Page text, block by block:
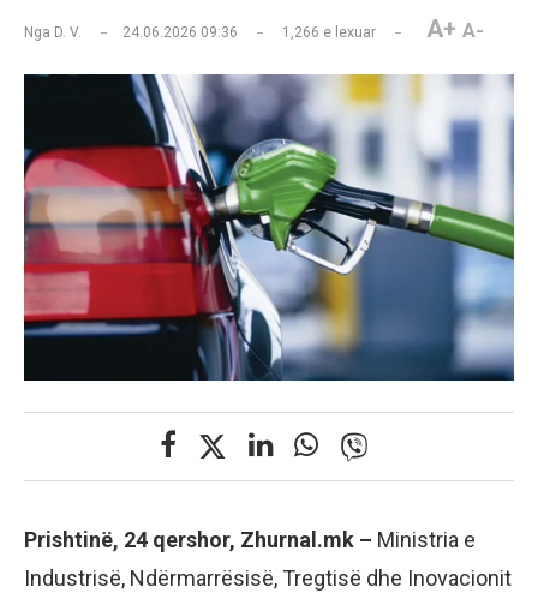
Nga D. V. 24.06.2026 09:36 1,266 e lexuar A+ A-
Prishtinë, 24 qershor, Zhurnal.mk – Ministria e
Industrisë, Ndërmarrësisë, Tregtisë dhe Inovacionit